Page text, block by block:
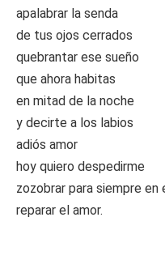
apalabrar la senda
de tus ojos cerrados
quebrantar ese sueño
que ahora habitas
en mitad de la noche
y decirte a los labios
adiós amor
hoy quiero despedirme
zozobrar para siempre en
reparar el amor.